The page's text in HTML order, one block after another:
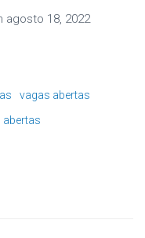
agosto 18, 2022
vagas abertas
abertas